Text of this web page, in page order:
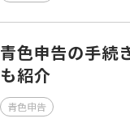
青色申告の手続
も紹介
青色申告